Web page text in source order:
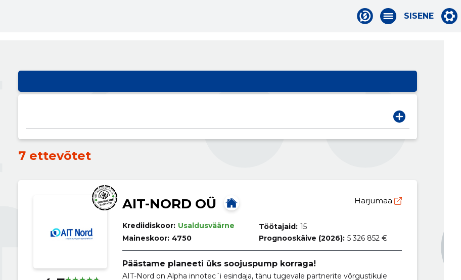
SISENE
7 ettevõtet
AIT-NORD OÜ Harjumaa
Krediidiskoor: Usaldusväärne
Maineskoor: 4750
Töötajaid: 15
Prognooskäive (2026): 5 326 852 €
Päästame planeeti üks soojuspump korraga!
AIT-Nord on Alpha innotec´i esindaja, tänu tugevale partnerite võrgustikule